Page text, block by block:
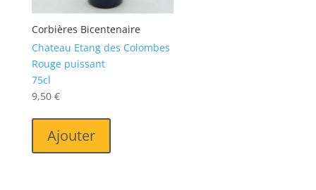
Corbières Bicentenaire
Chateau Etang des Colombes
Rouge puissant
75cl
9,50 €
Ajouter